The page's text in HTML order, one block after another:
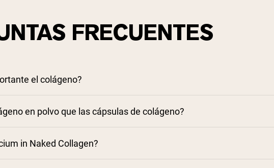
FRECUENTES
el colágeno?
en polvo que las cápsulas de colágeno?
in Naked Collagen?